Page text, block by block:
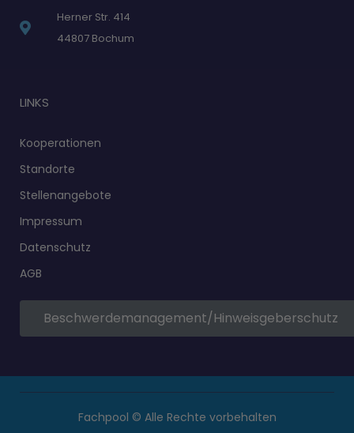
Herner Str. 414
44807 Bochum
LINKS
Kooperationen
Standorte
Stellenangebote
Impressum
Datenschutz
AGB
Beschwerdemanagement/Hinweisgeberschutz
Fachpool © Alle Rechte vorbehalten